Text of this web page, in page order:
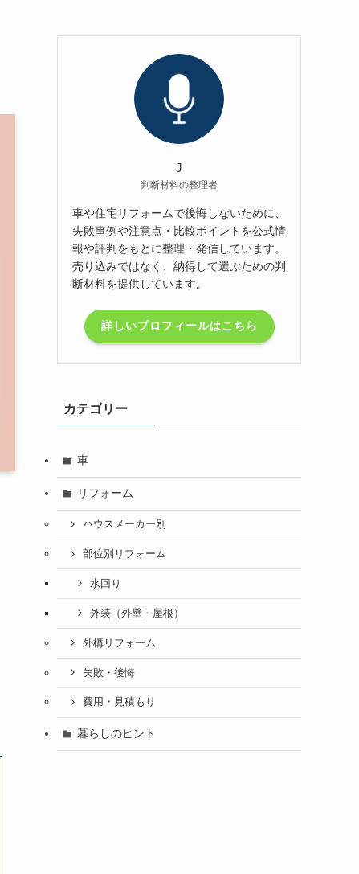
J
判断材料の整理者
車や住宅リフォームで後悔しないために、
失敗事例や注意点・比較ポイントを公式情
報や評判をもとに整理・発信しています。
売り込みではなく、納得して選ぶための判
断材料を提供しています。
詳しいプロフィールはこちら
カテゴリー
車
リフォーム
ハウスメーカー別
部位別リフォーム
水回り
外装（外壁・屋根）
外構リフォーム
失敗・後悔
費用・見積もり
暮らしのヒント